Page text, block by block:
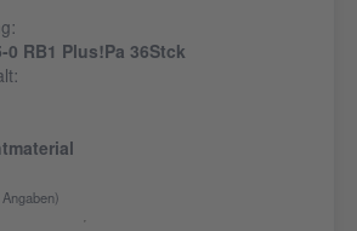
RB1 Plus!Pa 36Stck
Angaben)